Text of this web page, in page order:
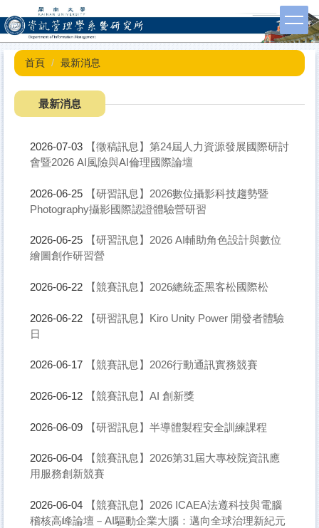
到
主
要
內
區
首頁 最新消息
最新消息
2026-07-03
【徵稿訊息】第24屆人力資源發展國際研討
會暨2026 AI風險與AI倫理國際論壇
2026-06-25
【研習訊息】2026數位攝影科技趨勢暨
Photography攝影國際認證體驗營研習
2026-06-25
【研習訊息】2026 AI輔助角色設計與數位
繪圖創作研習營
2026-06-22 【競賽訊息】2026總統盃黑客松國際松
2026-06-22
【研習訊息】Kiro Unity Power 開發者體驗
日
2026-06-17 【競賽訊息】2026行動通訊實務競賽
2026-06-12 【競賽訊息】AI 創新獎
2026-06-09 【研習訊息】半導體製程安全訓練課程
2026-06-04
【競賽訊息】2026第31屆大專校院資訊應
用服務創新競賽
2026-06-04
【競賽訊息】2026 ICAEA法遵科技與電腦
稽核高峰論壇－AI驅動企業大腦：邁向全球治理新紀元